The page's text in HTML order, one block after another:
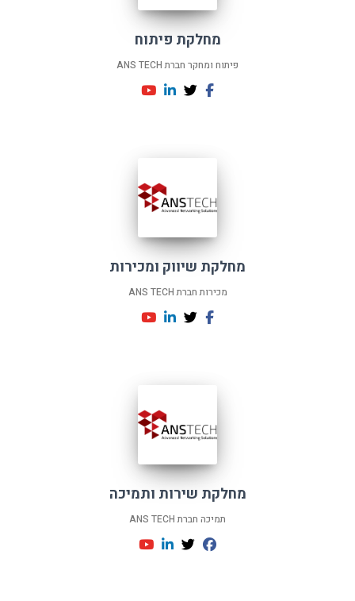
מחלקת פיתוח
פיתוח ומחקר חברת ANS TECH
מחלקת שיווק ומכירות
מכירות חברת ANS TECH
מחלקת שירות ותמיכה
תמיכה חברת ANS TECH